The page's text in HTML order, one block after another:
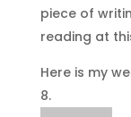
piece of
reading at
Here is my